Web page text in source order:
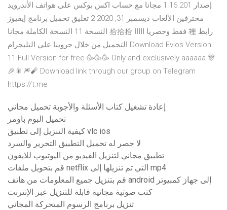
إصدار 1.16.201 مجانا مع حساب اكس بوكس على هواتف الأندرويد
محترفين الألعاب ديسمبر 31, 2020 2 تعليق تحميل برنامج إيفيوز
النسخة 11 النسخة الكاملة مجانا 拾拾拾 فقط وحصريا ااااا 裡 رابط
التحميل من خلال جروبنا علي التليجرام Download Evios Version
11 Full Version for free 🥳🥳🥳 Only and exclusively aaaaaa 🎊
🎉🎇🎆🧨 Download link through our group on Telegram
https://t.me
إعادة تشغيل كتاب الأسئلة والأجوبة تحميل مجاني
تحميل البوم باومر
كيفية التنزيل إلى تطبيق vlc ios
لا حصر له تحميل التطبيق التحرير والسرد
تطبيق مجاني لتنزيل الفيديو من اليوتيوب للايفون
قم بتحويل ملفات netflix التي تم تنزيلها إلى mp4
قم بتنزيل جميع المعلومات من هاتف android إلى جهاز كمبيوتر
كتب صوتية مجانية قابلة للتنزيل عبر الإنترنت
تنزيل برنامج الرسوم المتحركة المجاني